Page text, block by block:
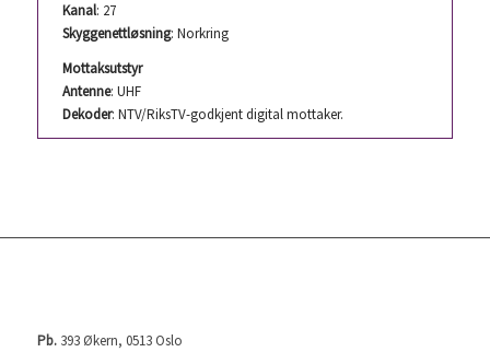
Kanal: 27
Skyggenettløsning: Norkring
Mottaksutstyr
Antenne: UHF
Dekoder: NTV/RiksTV-godkjent digital mottaker.
Pb. 393 Økern, 0513 Oslo